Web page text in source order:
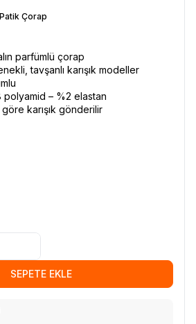
Patik Çorap
parfümlü çorap
tavşanlı karışık modeller
– %2 elastan
karışık gönderilir
SEPETE EKLE